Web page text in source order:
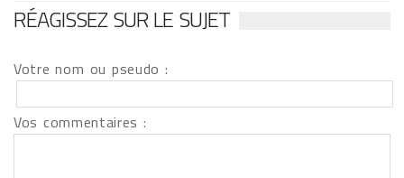
RÉAGISSEZ SUR LE SUJET
Votre nom ou pseudo :
Vos commentaires :